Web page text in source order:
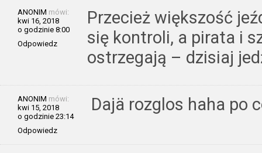
ANONIM mówi:
kwi 16, 2018
o godzinie 8:00
Odpowiedz
Przecież większość
się kontroli, a pirata i
ostrzegają – dzisiaj
ANONIM mówi:
kwi 15, 2018
o godzinie 23:14
Odpowiedz
Dajä rozglos haha po